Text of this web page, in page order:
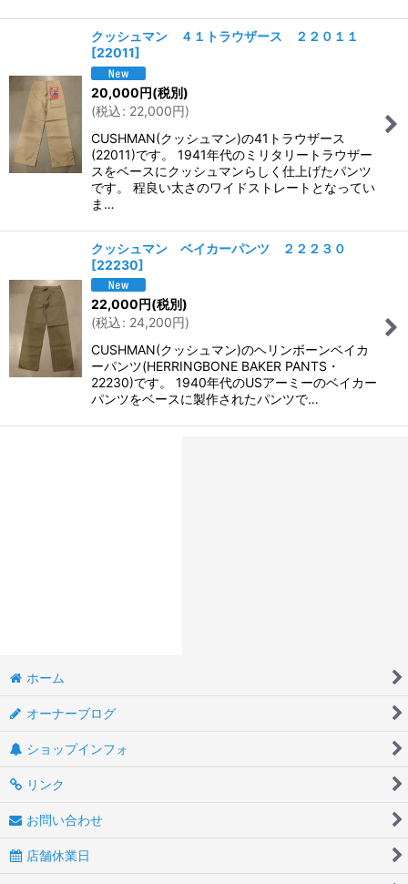
クッシュマン ４１トラウザース ２２０１１
[22011]
20,000円(税別)
(税込: 22,000円)
CUSHMAN(クッシュマン)の41トラウザース
(22011)です。 1941年代のミリタリートラウザー
スをベースにクッシュマンらしく仕上げたパンツ
です。 程良い太さのワイドストレートとなってい
ま…
クッシュマン ベイカーパンツ ２２２３０
[22230]
22,000円(税別)
(税込: 24,200円)
CUSHMAN(クッシュマン)のヘリンボーンベイカ
ーパンツ(HERRINGBONE BAKER PANTS・
22230)です。 1940年代のUSアーミーのベイカー
パンツをベースに製作されたパンツで…
ホーム
オーナーブログ
ショップインフォ
リンク
お問い合わせ
店舗休業日